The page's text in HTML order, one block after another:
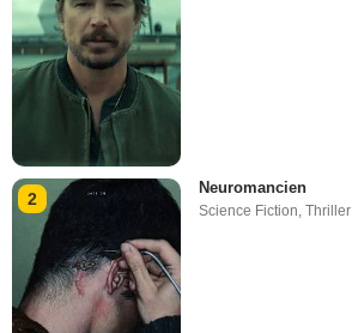
2
Neuromancien
Science Fiction,Thriller